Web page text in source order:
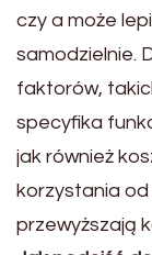
czy a może
samodzielnie.
faktorów,
specyfika
jak również
korzystania od
przewyższają